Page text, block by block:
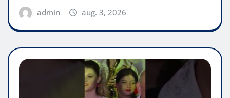
admin aug. 3, 2026